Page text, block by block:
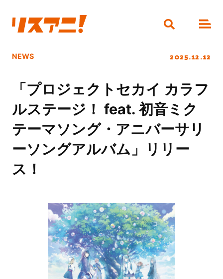
NEWS 2025.12.12
「プロジェクトセカイ カラフ
ルステージ！ feat. 初音ミク
テーマソング・アニバーサリ
ーソングアルバム」リリー
ス！